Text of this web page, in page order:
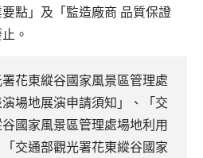
點」及「監造廠商 品質保證
。
花東縱谷國家風景區管理處
場地展演申請須知」、「交
國家風景區管理處場地利用
交通部觀光署花東縱谷國家